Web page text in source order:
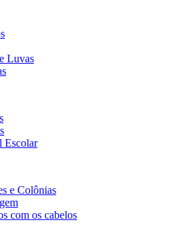
Luvas
Escolar
e Colônias
com os cabelos